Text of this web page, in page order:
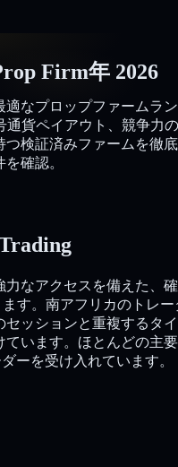
Firm年 2026
適なプロップファームラ
通貨ペイアウト、競争力の
検証済みファームを徹
確認。
なアクセスを備えた、
す。南アフリカのトレー
ッションと重複するタ
います。ほとんどの主
ーを受け入れています。